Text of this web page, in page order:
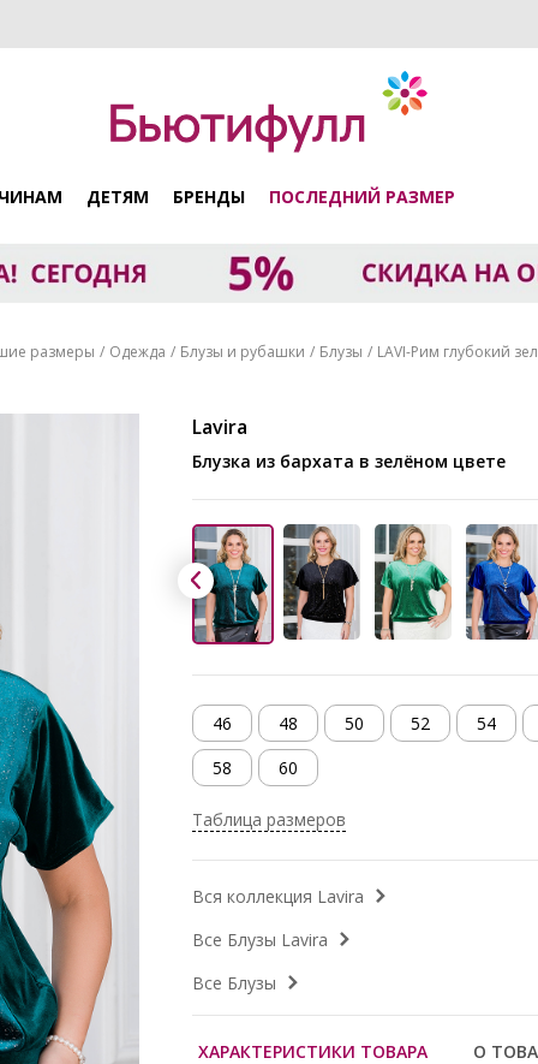
ДЕТЯМ БРЕНДЫ ПОСЛЕДНИЙ РАЗМЕР
размеры Одежда Блузы и рубашки Блузы LAVI-Рим глубокий
Lavira
Блузка из бархата в зелёном цвете
46 48 50 52
54
58
60
Таблица размеров
Вся коллекция Lavira
Все Блузы Lavira
Все Блузы
ХАРАКТЕРИСТИКИ ТОВАРА О